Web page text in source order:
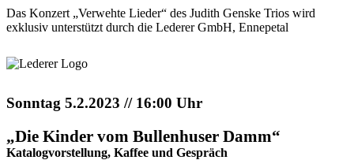
Das Konzert „Verwehte Lieder“ des Judith Genske Trios wird
exklusiv unterstützt durch die Lederer GmbH, Ennepetal
Sonntag 5.2.2023 // 16:00 Uhr
„Die Kinder vom Bullenhuser Damm“
Katalogvorstellung, Kaffee und Gespräch